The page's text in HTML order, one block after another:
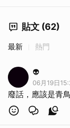
貼文 (62)
最新 熱門
👽
06月19日
廢話，應該是青